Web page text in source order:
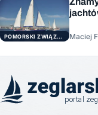
POMORSKI ZWIĄZEK ŻEGLARSKI Maciej